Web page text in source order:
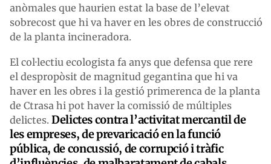
anòmales que haurien estat la base de l’elevat
sobrecost que hi va haver en les obres de construcció
de la planta incineradora.
El col·lectiu ecologista fa anys que defensa que rere
el despropòsit de magnitud gegantina que hi va
haver en les obres i la gestió primerenca de la planta
de Ctrasa hi pot haver la comissió de múltiples
delictes. Delictes contra l’activitat mercantil de
les empreses, de prevaricació en la funció
pública, de concussió, de corrupció i tràfic